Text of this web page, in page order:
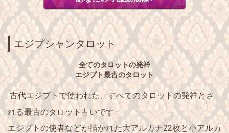
エジプシャンタロット
全てのタロットの発祥
エジプト最古のタロット
古代エジプトで使われた、すべてのタロットの発祥とさ
れる最古のタロット占いです
エジプトの使者などが描かれた大アルカナ22枚と小アルカ